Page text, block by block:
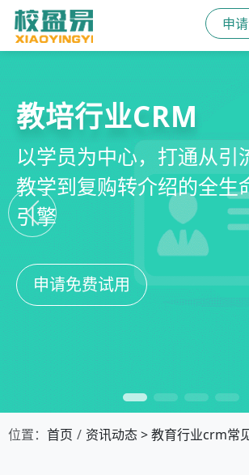
申
智能销售漏斗
线索自动分配、标准化跟
化分析，打造高绩效招生
申请免费试用
精细化客户运营
360°学员画像、自动化服
能续费预警，深度挖掘学
申请免费试用
私域招生与裂变
集成企微SCRM、小程序
裂变工具，实现低成本口
申请免费试用
教培行业CRM
以学员为中心，打通从引
教学到复购转介绍的全生
引擎
申请免费试用
位置： 首页 资讯动态>教育行业crm常